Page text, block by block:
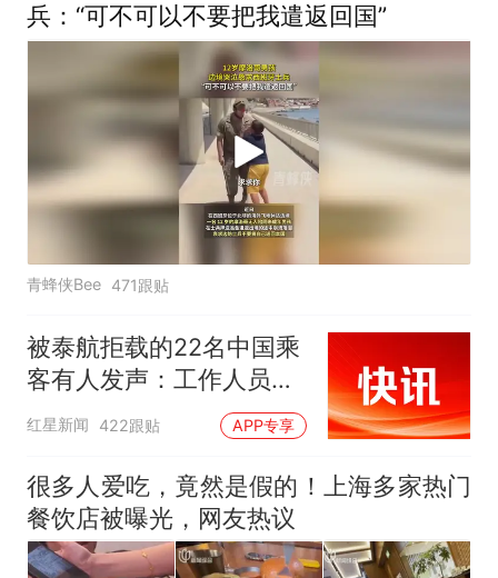
兵：“可不可以不要把我遣返回国”
青蜂侠Bee 471跟贴
被泰航拒载的22名中国乘
客有人发声：工作人员承
诺免费改签，最后却自费
买机票回国
红星新闻 422跟贴 APP专享
很多人爱吃，竟然是假的！上海多家热门
餐饮店被曝光，网友热议